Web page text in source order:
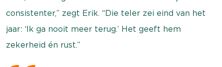
consistenter,” zegt Erik. “Die teler zei eind van het
jaar: ‘Ik ga nooit meer terug.’ Het geeft hem
zekerheid én rust.”